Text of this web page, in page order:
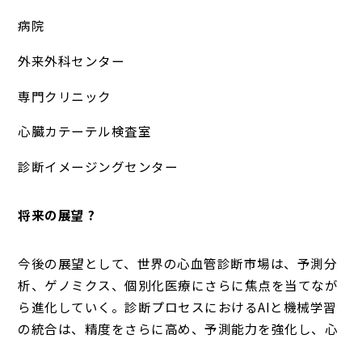
病院
外来外科センター
専門クリニック
心臓カテーテル検査室
診断イメージングセンター
将来の展望 ?
今後の展望として、世界の心血管診断市場は、予測分
析、ゲノミクス、個別化医療にさらに焦点を当てなが
ら進化していく。診断プロセスにおけるAIと機械学習
の統合は、精度をさらに高め、予測能力を強化し、心